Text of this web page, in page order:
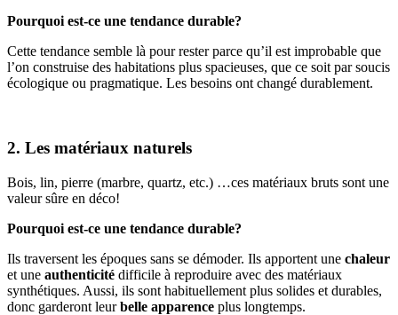
Pourquoi est-ce une tendance durable?
Cette tendance semble là pour rester parce qu’il est improbable que
l’on construise des habitations plus spacieuses, que ce soit par soucis
écologique ou pragmatique. Les besoins ont changé durablement.
2. Les matériaux naturels
Bois, lin, pierre (marbre, quartz, etc.) …ces matériaux bruts sont une
valeur sûre en déco!
Pourquoi est-ce une tendance durable?
Ils traversent les époques sans se démoder. Ils apportent une chaleur
et une authenticité difficile à reproduire avec des matériaux
synthétiques. Aussi, ils sont habituellement plus solides et durables,
donc garderont leurbelle apparence plus longtemps.